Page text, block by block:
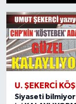
U. ŞEKERCI
Siyaseti bilmiyor
Özel
Mesaj
Dergim
Ulusal